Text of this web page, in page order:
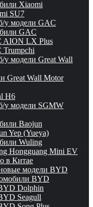
Xiaomi
SU7
у модели GAC
GAC
AION LX Plus
Trumpchi
у модели Great Wall
Great Wall Motor
H6
у модели SGMW
Baojun
Yep (Yueya)
Wuling
Hongguang Mini EV
в Китае
модели BYD
BYD
Dolphin
Seagull